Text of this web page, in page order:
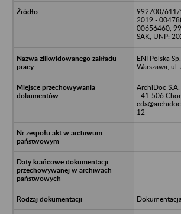
992700/611/
2019 -
00656460,
SAK, UNP:
ENI Polska
Warszawa,
ArchiDoc
- 41-506
12